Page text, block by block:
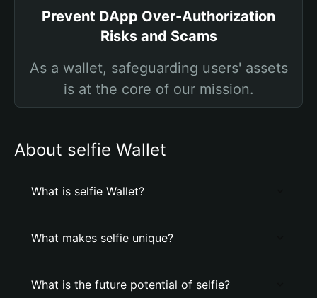
Prevent DApp Over-Authorization
Risks and Scams
As a wallet, safeguarding users' assets
is at the core of our mission.
About selfie Wallet
What is selfie Wallet?
What makes selfie unique?
What is the future potential of selfie?